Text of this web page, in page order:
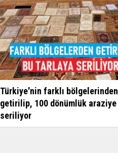
Türkiye'nin farklı bölgelerinden
getirilip, 100 dönümlük araziye
seriliyor